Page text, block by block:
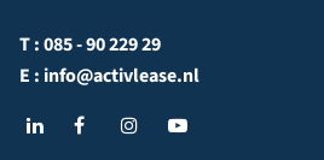
T :085 - 90 229 29
E : info@activlease.nl